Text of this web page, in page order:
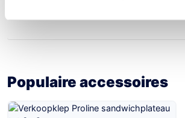
Populaire accessoires